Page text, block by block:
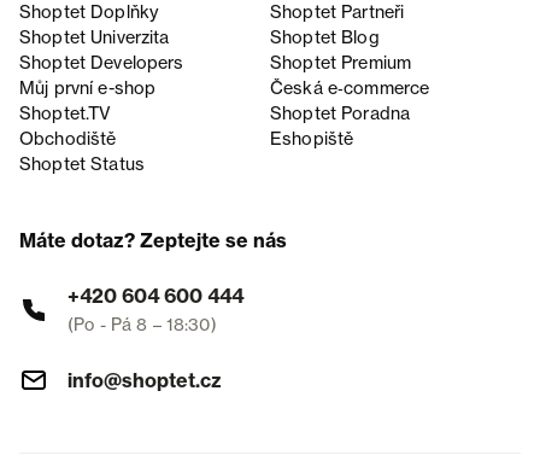
Shoptet Doplňky
Shoptet Partneři
Shoptet Univerzita
Shoptet Blog
Shoptet Developers
Shoptet Premium
Můj první e-shop
Česká e‑commerce
Shoptet.TV
Shoptet Poradna
Obchodiště
Eshopiště
Shoptet Status
Máte dotaz? Zeptejte se nás
+420 604 600 444
(Po - Pá 8 – 18:30)
info@shoptet.cz